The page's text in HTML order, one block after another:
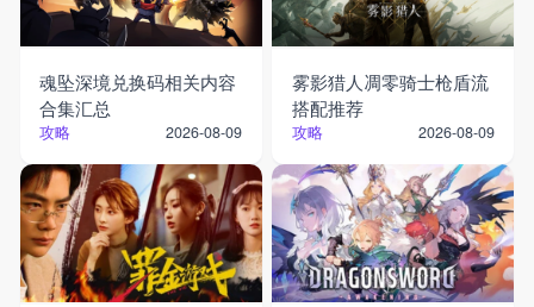
魂坠深境兑换码相关内容
合集汇总
攻略 2026-08-09
雾影猎人凋零骑士枪盾流
搭配推荐
攻略 2026-08-09